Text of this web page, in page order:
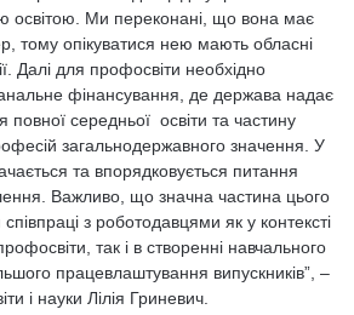
освітою. Ми переконані, що вона має
тому опікуватися нею мають обласні
Далі для профосвіти необхідно
фінансування, де держава надає
повної середньої освіти та частину
загальнодержавного значення. У
та впорядковується питання
Важливо, що значна частина цього
з роботодавцями як у контексті
так і в створенні навчального
працевлаштування випускників”, –
і науки Лілія Гриневич.